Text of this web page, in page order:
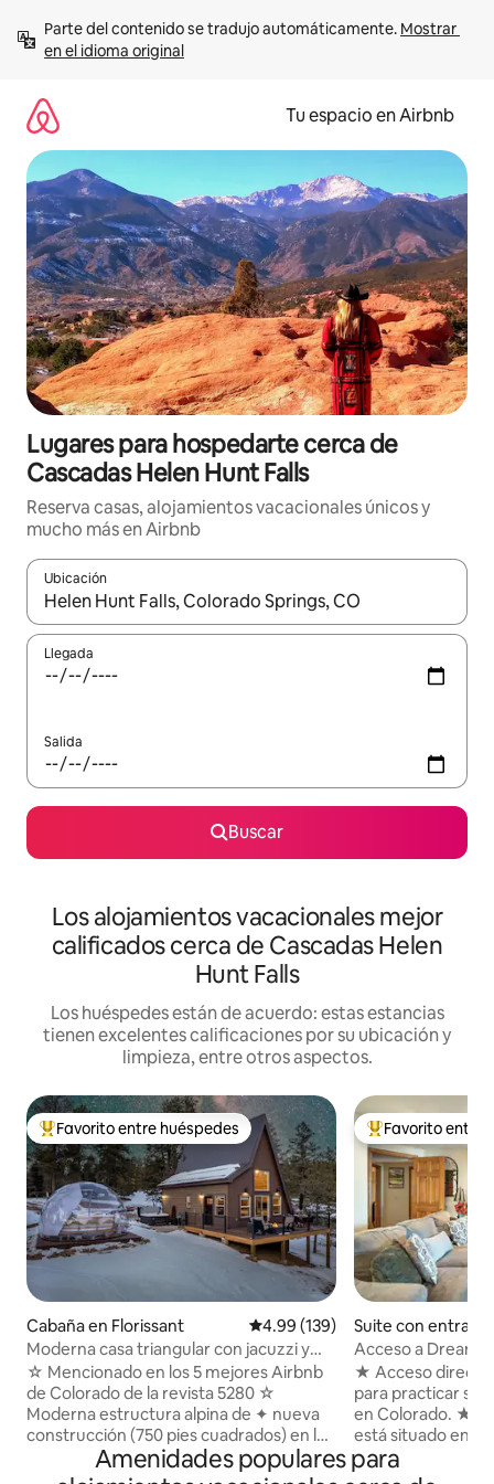
contenido
Parte del contenido se tradujo automáticamente. Mostrar
en el idioma original
Tu espacio en Airbnb
Lugares para hospedarte cerca de
Cascadas Helen Hunt Falls
Reserva casas, alojamientos vacacionales únicos y
mucho más en Airbnb
Ubicación
Cuando los resultados estén disponibles, podrás navegar
Llegada
Salida
Buscar
Los alojamientos vacacionales mejor
calificados cerca de Cascadas Helen
Hunt Falls
Los huéspedes están de acuerdo: estas estancias
tienen excelentes calificaciones por su ubicación y
limpieza, entre otros aspectos.
De los mejores en Favorito entre huéspedes
Favorito entre huéspedes
Cabaña en Florissant Calificación promedio: 4.99 de
4.99 (139)
Moderna casa triangular con jacuzzi y
cúpula para observar las estrellas
☆ Mencionado en los 5 mejores Airbnb
de Colorado de la revista 5280 ☆
Moderna estructura alpina de ✦ nueva
construcción (750 pies cuadrados) en la
región de Pikes Peak ✦ Dos dormitorios
acogedores (incluido el loft) ✦ Jacuzzi
De los mejores
Favorito entre
Suite con
iente en Colorado
Acceso a Dream
fogata, parrilla
★ Acceso directo
para practicar
en Colorado.
está situado en el
Old North End. A
College, USAFA,
Amenidades populares para